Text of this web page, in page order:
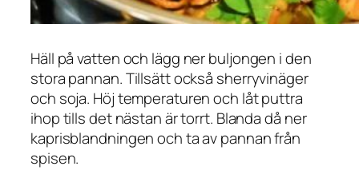
Häll på vatten och lägg ner buljongen i den
stora pannan. Tillsätt också sherryvinäger
och soja. Höj temperaturen och låt puttra
ihop tills det nästan är torrt. Blanda då ner
kaprisblandningen och ta av pannan från
spisen.